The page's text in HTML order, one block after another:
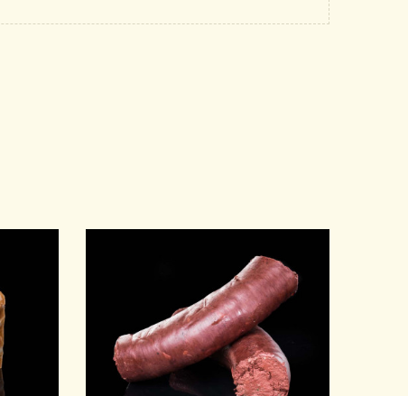
APERÇU RAPIDE